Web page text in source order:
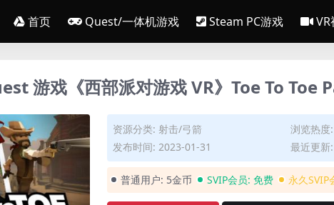
首页 Quest/一体机游戏 Steam PC游戏
游戏《西部派对游戏 VR》Toe To Toe
资源分类: 射击/弓箭
浏览热度
发布时间: 2023-01-31
最近更新
普通用户: 5金币 SVIP会员: 免费 永久SVIP